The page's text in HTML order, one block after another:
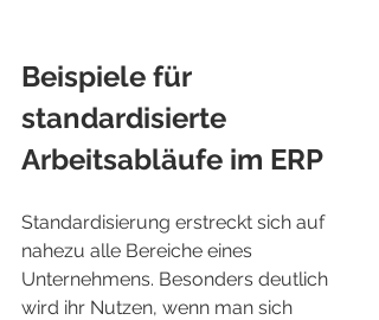
Beispiele für
standardisierte
Arbeitsabläufe im ERP
Standardisierung erstreckt sich auf
nahezu alle Bereiche eines
Unternehmens. Besonders deutlich
wird ihr Nutzen, wenn man sich